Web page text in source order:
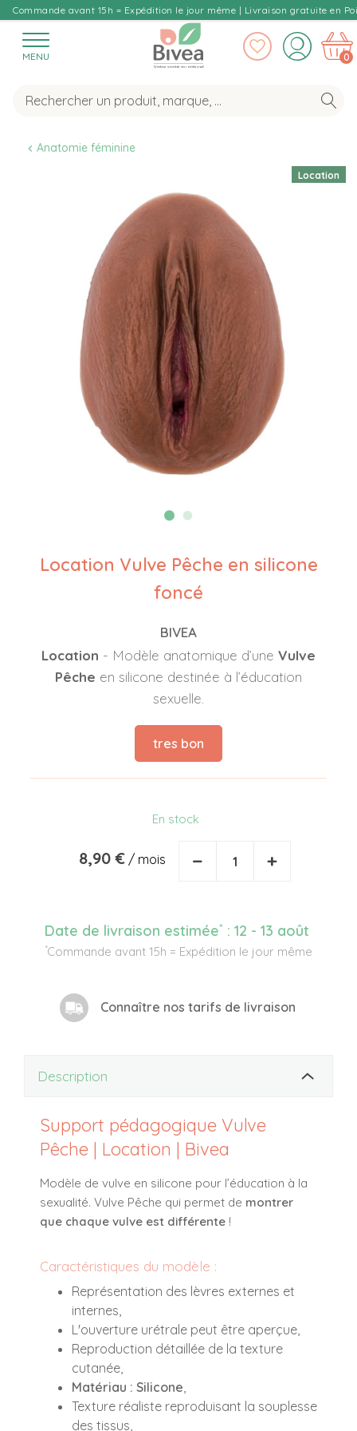
Commande avant 15h = Expédition le jour même | Livraison gratuite en
MENU 0
Anatomie féminine
Location
Location Vulve Pêche en silicone
foncé
BIVEA
Location - Modèle anatomique d’une Vulve
Pêche en silicone destinée à l’éducation
sexuelle.
tres bon
En stock
8,90 € / mois − +
Date de livraison estimée* : 12 - 13 août
*Commande avant 15h = Expédition le jour même
Connaître nos tarifs de livraison
Description
Support pédagogique Vulve
Pêche | Location | Bivea
Modèle de vulve en silicone pour l’éducation à la
sexualité. Vulve Pêche qui permet de montrer
que chaque vulve est différente !
Caractéristiques du modèle :
Représentation des lèvres externes et
internes,
L'ouverture urétrale peut être aperçue,
Reproduction détaillée de la texture
cutanée,
Matériau : Silicone
Texture réaliste reproduisant la souplesse
des tissus,